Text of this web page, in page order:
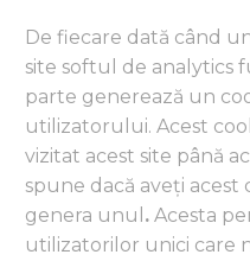
De fiecare dată când
site softul de analytics
parte generează un
utilizatorului. Acest
vizitat acest site până
spune dacă aveți acest
genera unul . Acesta
utilizatorilor unici care